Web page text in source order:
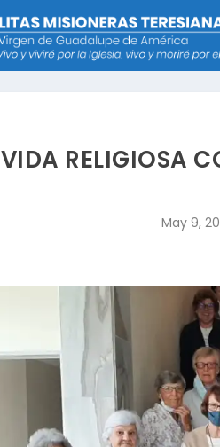
VIDA RELIGIOSA
May 9,